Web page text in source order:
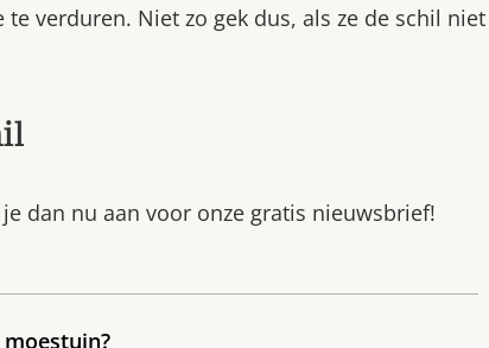
verduren. Niet zo gek dus, als ze de schil niet
dan nu aan voor onze gratis nieuwsbrief!